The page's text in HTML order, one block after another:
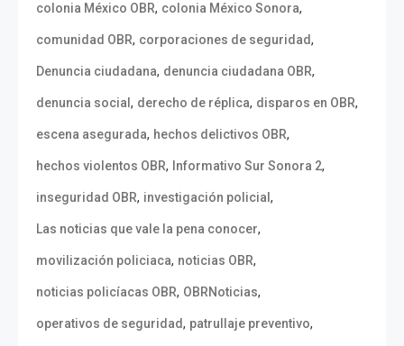
colonia México OBR, colonia México Sonora,
comunidad OBR, corporaciones de seguridad,
Denuncia ciudadana, denuncia ciudadana OBR,
denuncia social , derecho de réplica, disparos en OBR,
escena asegurada, hechos delictivos OBR,
hechos violentos OBR, Informativo Sur Sonora 2,
inseguridad OBR, investigación policial ,
Las noticias que vale la pena conocer,
movilización policiaca, noticias OBR,
noticias policíacas OBR, OBRNoticias,
operativos de seguridad, patrullaje preventivo,